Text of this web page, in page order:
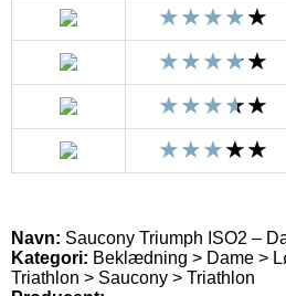
Navn: Saucony Triumph ISO2 –
Kategori: Beklædning > Dame >
Triathlon > Saucony > Triathlon